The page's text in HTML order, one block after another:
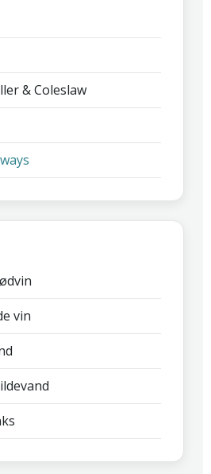
& Coleslaw
vin